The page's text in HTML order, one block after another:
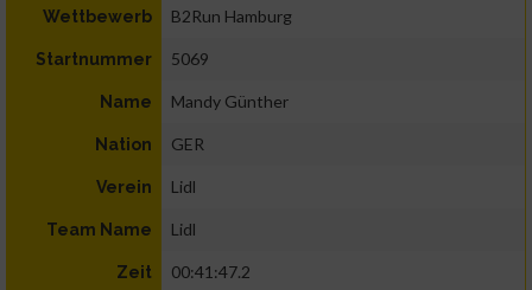
Wettbewerb B2Run Hamburg
Startnummer 5069
Name Mandy Günther
Nation GER
Verein Lidl
Team Name Lidl
Zeit 00:41:47.2